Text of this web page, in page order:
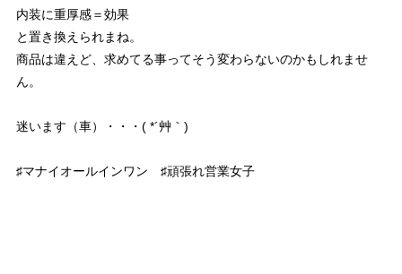
内装に重厚感＝効果
と置き換えられまね。
商品は違えど、求めてる事ってそう変わらないのかもしれませ
ん。
迷います（車）・・・( *´艸｀)
♯マナイオールインワン ♯頑張れ営業女子